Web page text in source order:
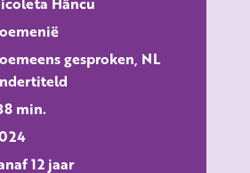
gesproken, NL
min.
12 jaar